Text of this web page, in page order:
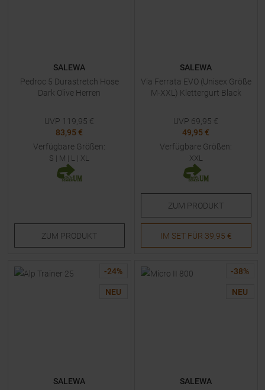
SALEWA
Pedroc 5 Durastretch Hose
Dark Olive Herren
UVP 119,95 €
83,95 €
Verfügbare Größen:
S | M | L | XL
ZUM PRODUKT
SALEWA
Via Ferrata EVO (Unisex Größe
M-XXL) Klettergurt Black
UVP 69,95 €
49,95 €
Verfügbare Größen:
XXL
ZUM PRODUKT
IM SET FÜR 39,95 €
-24%
NEU
SALEWA
-38%
NEU
SALEWA